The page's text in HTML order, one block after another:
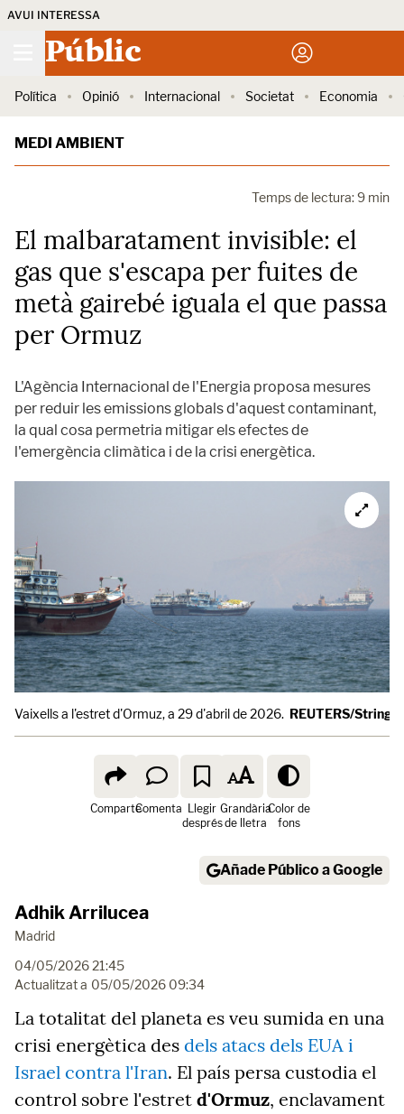
AVUI INTERESSA
Públic
Política Opinió Internacional Societat Economia
MEDI AMBIENT
Temps de lectura: 9 min
El malbaratament invisible: el
gas que s'escapa per fuites de
metà gairebé iguala el que passa
per Ormuz
L'Agència Internacional de l'Energia proposa mesures
per reduir les emissions globals d'aquest contaminant,
la qual cosa permetria mitigar els efectes de
l'emergència climàtica i de la crisi energètica.
Vaixells a l'estret d'Ormuz, a 29 d'abril de 2026. REUTERS/Stringer
ComparteComenta Llegir
després
Grandària
de lletra
Color de
fons
Añade Público a Google
Adhik Arrilucea
Madrid
04/05/2026 21:45
Actualitzat a 05/05/2026 09:34
La totalitat del planeta es veu sumida en una
crisi energètica des dels atacs dels EUA i
Israel contra l'Iran. El país persa custodia el
control sobre l'estret d'Ormuz, enclavament